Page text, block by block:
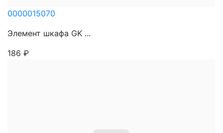
0000015070
Элемент шкафа GK ...
186 ₽